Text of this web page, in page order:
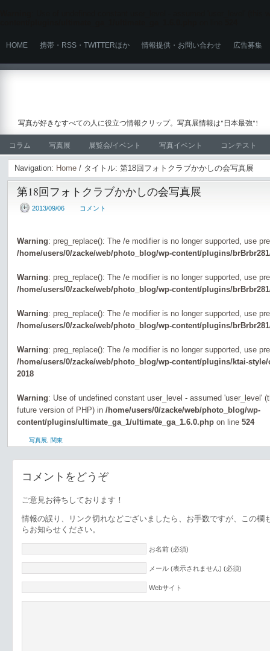
HOME 携帯・RSS・TWITTERほか 情報提供・お問い合わせ 広告募集
写真が好きなすべての人に役立つ情報クリップ。写真展情報は"日本最強"!
コラム 写真展 展覧会/イベント 写真イベント コンテスト
Navigation: Home / タイトル: 第18回フォトクラブかかしの会写真展
第18回フォトクラブかかしの会写真展
2013/09/06 コメント
Warning: preg_replace(): The /e modifier is no longer supported, use
/home/users/0/zacke/web/photo_blog/wp-content/plugins/
Warning: preg_replace(): The /e modifier is no longer supported, use
/home/users/0/zacke/web/photo_blog/wp-content/plugins/
Warning: preg_replace(): The /e modifier is no longer supported, use
/home/users/0/zacke/web/photo_blog/wp-content/plugins/
Warning: preg_replace(): The /e modifier is no longer supported, use
/home/users/0/zacke/web/photo_blog/wp-content/plugins/ktai-
2018
Warning: Use of undefined constant user_level - assumed 'user_level'
future version of PHP) in /home/users/0/zacke/web/photo_blog/wp-
content/plugins/ultimate_ga_1/ultimate_ga_1.6.0.php on line 524
写真展 関東
コメントをどうぞ
ご意見お待ちしております！
情報の誤り、リンク切れなどございましたら、お手数ですが、この欄
らお知らせください。
お名前 (必須)
メール (表示されません) (必須)
Webサイト